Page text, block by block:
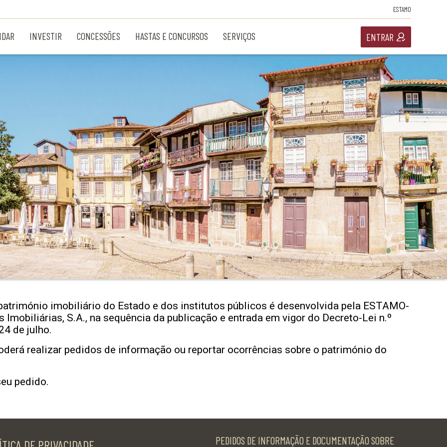
ESTAMO
INVESTIR CONCESSÕES HASTAS E CONCURSOS SERVIÇOS ENTRAR
imobiliário do Estado e dos institutos públicos é desenvolvida pela ESTAMO-
Imobiliárias, S.A., na sequência da publicação e entrada em vigor do Decreto-Lei n.º
de julho.
realizar pedidos de informação ou reportar ocorrências sobre o património do
pedido.
PEDIDOS DE INFORMAÇÃO E DOCUMENTAÇÃO SOBRE